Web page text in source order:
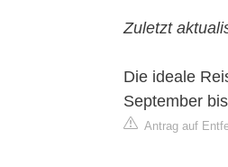
Zuletzt
Die ideale
September
Antrag auf